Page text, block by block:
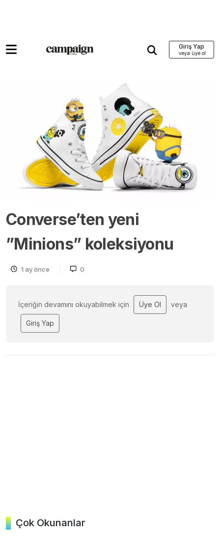
Giriş Yap
Converse’ten yeni
”Minions” koleksiyonu
1 ay önce 0
İçeriğin devamını okuyabilmek için Üye Ol veya
Giriş Yap
Çok Okunanlar